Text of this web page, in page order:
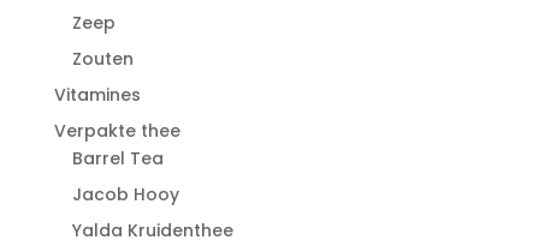
Zeep
Zouten
Vitamines
Verpakte thee
Barrel Tea
Jacob Hooy
Yalda Kruidenthee